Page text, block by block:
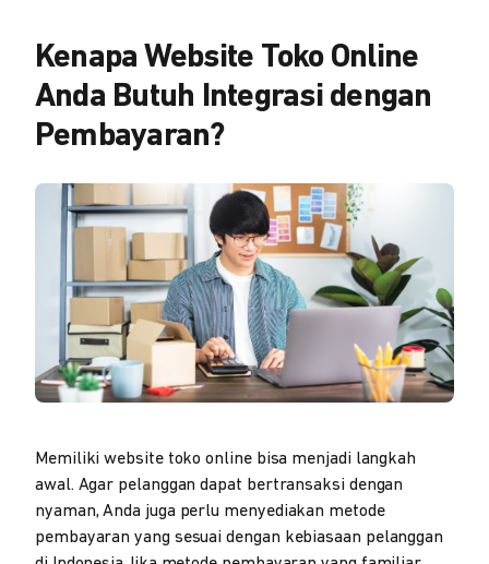
Kenapa Website Toko Online
Anda Butuh Integrasi dengan
Pembayaran?
Memiliki website toko online bisa menjadi langkah
awal. Agar pelanggan dapat bertransaksi dengan
nyaman, Anda juga perlu menyediakan metode
pembayaran yang sesuai dengan kebiasaan pelanggan